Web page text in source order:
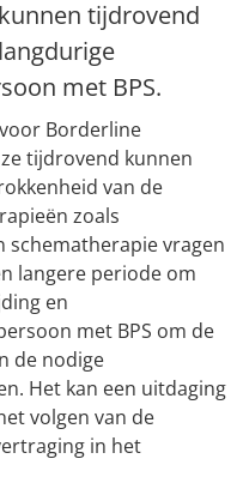
tijdrovend
met BPS.
Borderline
tijdrovend kunnen
van de
zoals
schematherapie vragen
langere periode om
en
met BPS om de
de nodige
Het kan een uitdaging
volgen van de
in het